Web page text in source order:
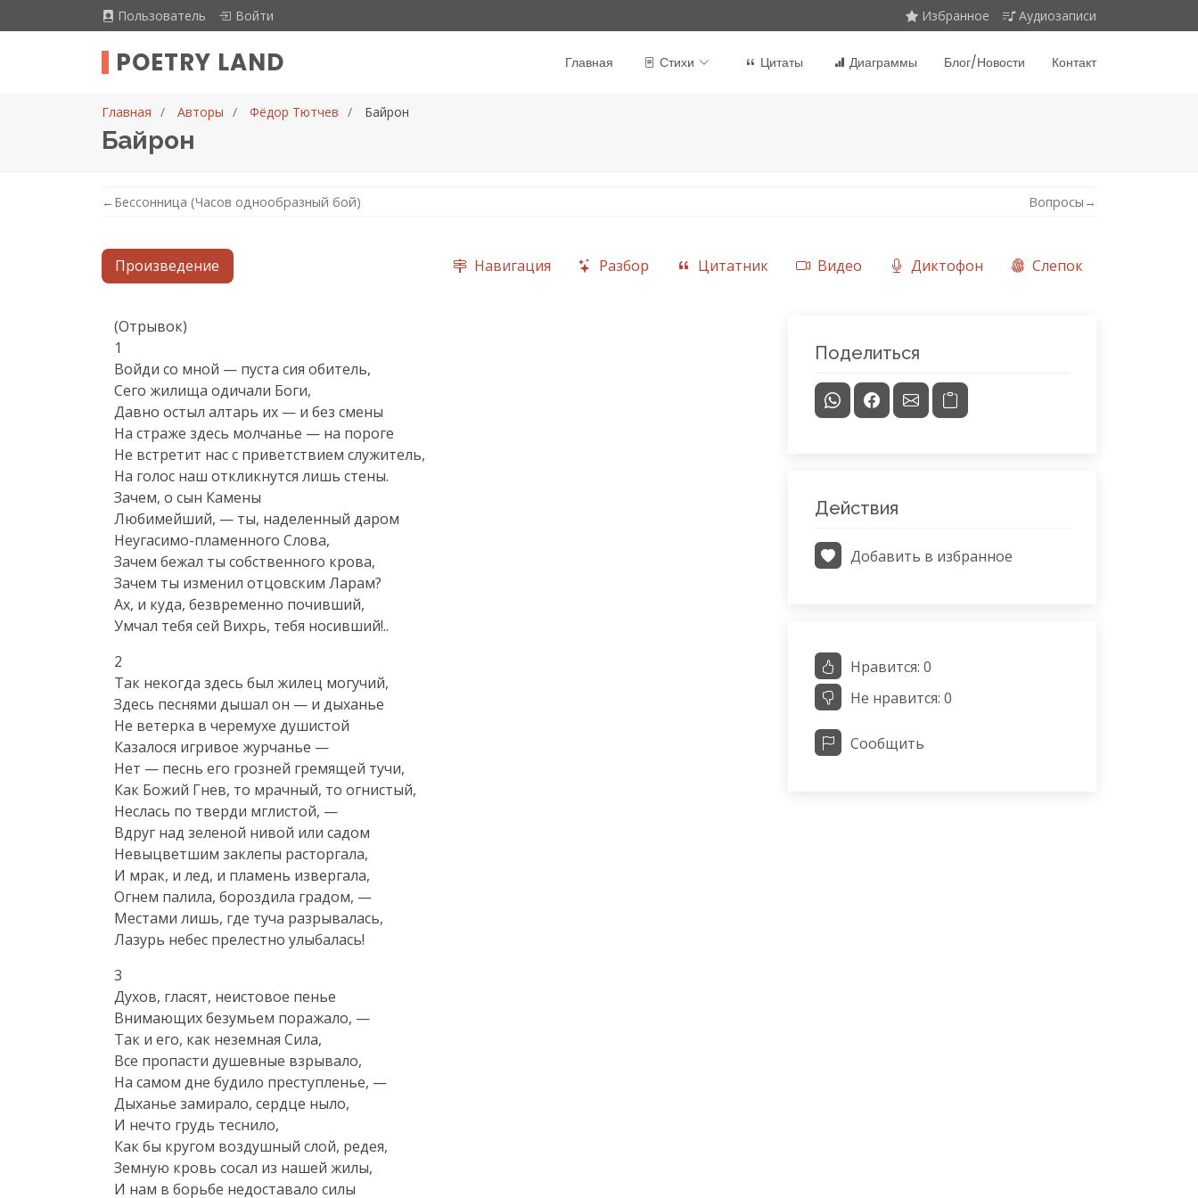
Пользователь Войти Избранное Аудиозаписи
POETRY LAND Главная Стихи Цитаты Диаграммы Блог/Новости Контакт
Главная Авторы Фёдор Тютчев Байрон
Байрон
← Бессонница (Часов однообразный бой) Вопросы →
Произведение Навигация Разбор Цитатник Видео Диктофон Слепок
Текст произведения
(Отрывок)
1
Войди со мной — пуста сия обитель,
Сего жилища одичали Боги,
Давно остыл алтарь их — и без смены
На страже здесь молчанье — на пороге
Не встретит нас с приветствием служитель,
На голос наш откликнутся лишь стены.
Зачем, о сын Камены
Любимейший, — ты, наделенный даром
Неугасимо-пламенного Слова,
Зачем бежал ты собственного крова,
Зачем ты изменил отцовским Ларам?
Ах, и куда, безвременно почивший,
Умчал тебя сей Вихрь, тебя носивший!..
2
Так некогда здесь был жилец могучий,
Здесь песнями дышал он — и дыханье
Не ветерка в черемухе душистой
Казалося игривое журчанье —
Нет — песнь его грозней гремящей тучи,
Как Божий Гнев, то мрачный, то огнистый,
Неслась по тверди мглистой, —
Вдруг над зеленой нивой или садом
Невыцветшим заклепы расторгала,
И мрак, и лед, и пламень извергала,
Огнем палила, бороздила градом, —
Местами лишь, где туча разрывалась,
Лазурь небес прелестно улыбалась!
3
Духов, гласят, неистовое пенье
Внимающих безумьем поражало, —
Так и его, как неземная Сила,
Все пропасти душевные взрывало,
На самом дне будило преступленье, —
Дыханье замирало, сердце ныло,
И нечто грудь теснило,
Как бы кругом воздушный слой, редея,
Земную кровь сосал из нашей жилы,
И нам в борьбе недоставало силы
Поделиться
Действия
Добавить в избранное
Нравится: 0
Не нравится: 0
Сообщить